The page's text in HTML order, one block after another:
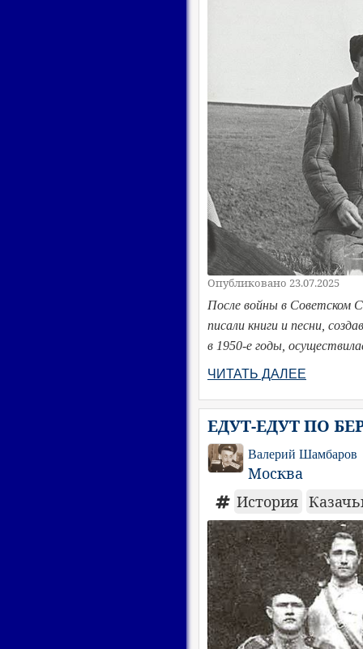
Опубликовано 23.07.2025
После войны в Советском
писали книги и песни,
в 1950-е годы,
ЧИТАТЬ ДАЛЕЕ
ЕДУТ-ЕДУТ ПО
Валерий Шамбаров
Москва
История